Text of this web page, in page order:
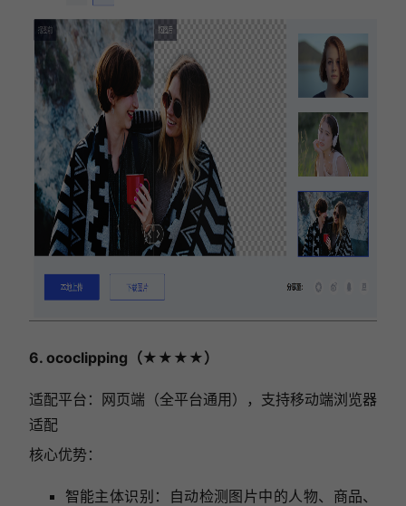
6. ococlipping（★★★★）
适配平台：网页端（全平台通用），支持移动端浏览器
适配
核心优势：
智能主体识别：自动检测图片中的人物、商品、